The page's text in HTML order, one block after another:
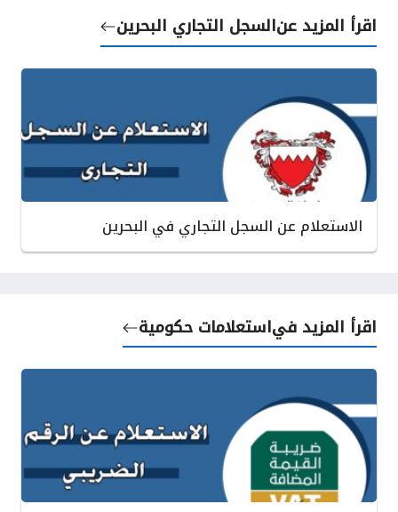
اقرأ المزيد عنالسجل التجاري البحرين
الاستعلام عن السجل التجاري في البحرين
اقرأ المزيد فياستعلامات حكومية